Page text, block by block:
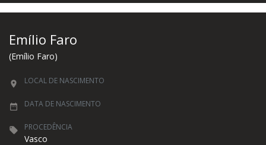
Emílio Faro
(Emílio Faro)
LOCAL DE NASCIMENTO
DATA DE NASCIMENTO
PROCEDÊNCIA
Vasco